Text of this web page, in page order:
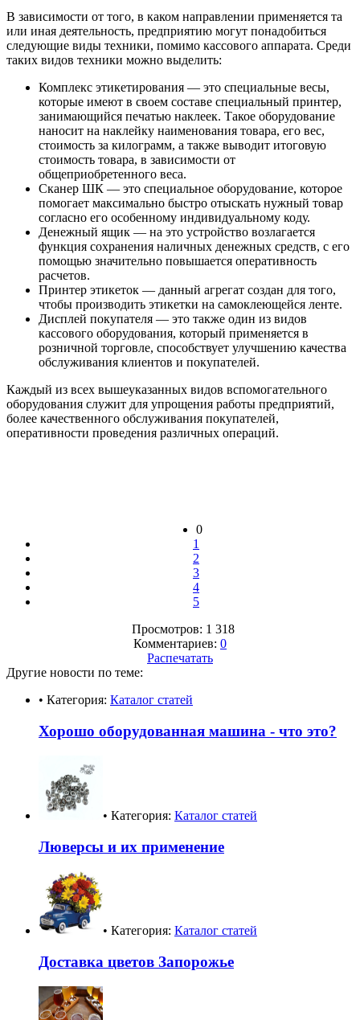
В зависимости от того, в каком направлении применяется та
или иная деятельность, предприятию могут понадобиться
следующие виды техники, помимо кассового аппарата. Среди
таких видов техники можно выделить:
Комплекс этикетирования — это специальные весы,
которые имеют в своем составе специальный принтер,
занимающийся печатью наклеек. Такое оборудование
наносит на наклейку наименования товара, его вес,
стоимость за килограмм, а также выводит итоговую
стоимость товара, в зависимости от
общеприобретенного веса.
Сканер ШК — это специальное оборудование, которое
помогает максимально быстро отыскать нужный товар
согласно его особенному индивидуальному коду.
Денежный ящик — на это устройство возлагается
функция сохранения наличных денежных средств, с его
помощью значительно повышается оперативность
расчетов.
Принтер этикеток — данный агрегат создан для того,
чтобы производить этикетки на самоклеющейся ленте.
Дисплей покупателя — это также один из видов
кассового оборудования, который применяется в
розничной торговле, способствует улучшению качества
обслуживания клиентов и покупателей.
Каждый из всех вышеуказанных видов вспомогательного
оборудования служит для упрощения работы предприятий,
более качественного обслуживания покупателей,
оперативности проведения различных операций.
0
1
2
3
4
5
Просмотров: 1 318
Комментариев: 0
Распечатать
Другие новости по теме:
• Категория: Каталог статей
Хорошо оборудованная машина - что это?
• Категория: Каталог статей
Люверсы и их применение
• Категория: Каталог статей
Доставка цветов Запорожье